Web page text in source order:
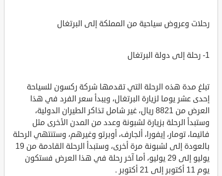
رحلات وعروض سياحية من المملكة إلى البرتغال
1- رحلة إلى دولة البرتغال
تبلغ مدة هذه الرحلة التي تقدمها شركة ركسون للسياحة
إحدى عشر يوما لزيارة البرتغال، ويبدأ سعر الفرد في هذا
العرض من 8821 ريال، غير شامل تذاكر الطيران الدولية،
وستبدأ الرحلة بزيارة لشبونة وعدد من المدن الأخرى مثل
فاتيما، تومار، إيفورا، ألجارف، أوبرتو وغيرهم، وستنتهي الرحلة
بالعودة إلى لشبونة مرة أخرى، وستبدأ الرحلة القادمة من 19
يوليو إلى 29 يوليو، أما آخر رحلة في هذا العرض فستكون
يوم 11 أكتوبر إلى 21 أكتوبر .